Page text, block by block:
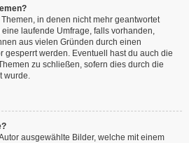
in denen nicht mehr geantwortet
laufende Umfrage, falls vorhanden,
aus vielen Gründen durch einen
gesperrt werden. Eventuell hast du auch die
zu schließen, sofern dies durch die
wurde.
ausgewählte Bilder, welche mit einem